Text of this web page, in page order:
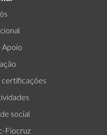
Apoio
social
Fiocruz